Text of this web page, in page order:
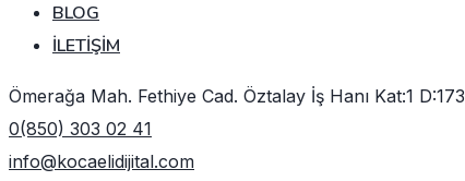
BLOG
İLETIŞIM
Ömerağa Mah. Fethiye Cad. Öztalay İş Hanı Kat:1 D:173
0(850) 303 02 41
info@kocaelidijital.com